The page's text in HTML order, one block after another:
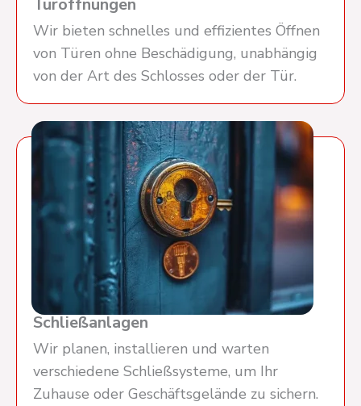
Türöffnungen
Wir bieten schnelles und effizientes Öffnen
von Türen ohne Beschädigung, unabhängig
von der Art des Schlosses oder der Tür.
Schließanlagen
Wir planen, installieren und warten
verschiedene Schließsysteme, um Ihr
Zuhause oder Geschäftsgelände zu sichern.